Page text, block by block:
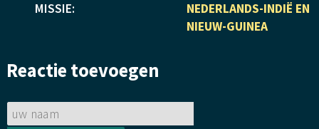
MISSIE:
NEDERLANDS-INDIË EN
NIEUW-GUINEA
Reactie toevoegen